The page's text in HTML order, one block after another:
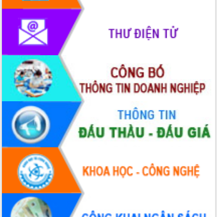
phát triển mới
Thường trực HĐND tỉnh Đắk Lắk gặp
mặt Đoàn chuyên gia y tế TP. Hồ Chí
Lễ truy điệu và an táng hài cốt liệt sĩ
tại Nghĩa trang Liệt sĩ xã Sơn Hòa
Bàn giải pháp tháo gỡ khó khăn trong
xuất khẩu sầu riêng và triển khai quy
định EUDR
Thứ trưởng Bộ Nông nghiệp và Môi
trường Nguyễn Hoàng Hiệp khảo sát
vùng trồng và doanh nghiệp đóng gói
sầu riêng tại Đắk Lắk
Trình diễn nghệ thuật chế biến các
món ăn từ sầu riêng
Đắk Lắk công bố Quy hoạch và xúc
tiến đầu tư tỉnh
Ngành cá ngừ Đắk Lắk chủ động thích
ứng để giữ vững thị trường xuất khẩu
Diễn đàn Kinh tế tư nhân Việt Nam đột